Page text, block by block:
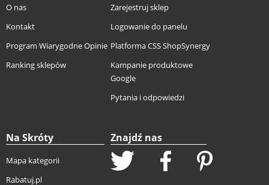
O nas
Kontakt
Program Wiarygodne Opinie
Ranking sklepów
Zarejestruj sklep
Logowanie do panelu
Platforma CSS ShopSynergy
Kampanie produktowe
Google
Pytania i odpowiedzi
Na Skróty
Mapa kategorii
Rabatuj.pl
Znajdź nas